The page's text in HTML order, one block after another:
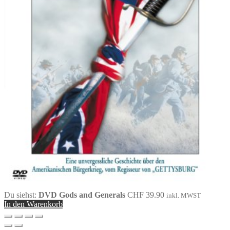
Du siehst: DVD Gods and Generals CHF 39.90 inkl. MWST
In den Warenkorb